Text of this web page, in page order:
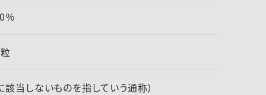
％
当しないものを指していう通称）